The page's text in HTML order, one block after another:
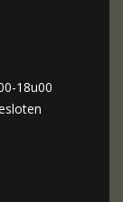
18u00